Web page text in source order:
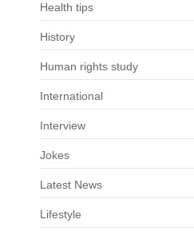
Health tips
History
Human rights study
International
Interview
Jokes
Latest News
Lifestyle